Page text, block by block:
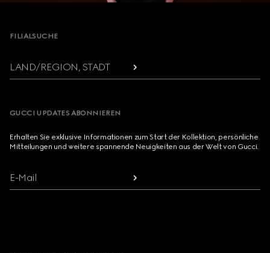
Footer
FILIALSUCHE
LAND/REGION, STADT
GUCCI UPDATES ABONNIEREN
Erhalten Sie exklusive Informationen zum Start der Kollektion, persönliche
Mitteilungen und weitere spannende Neuigkeiten aus der Welt von Gucci.
E-Mail